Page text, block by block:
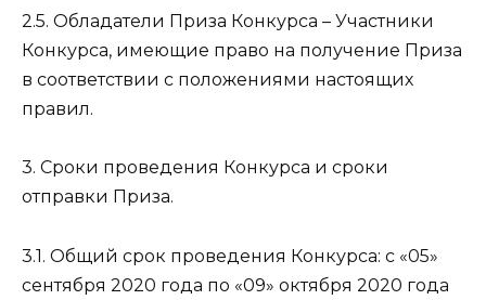
2.5. Обладатели Приза Конкурса – Участники
Конкурса, имеющие право на получение Приза
в соответствии с положениями настоящих
правил.
3. Сроки проведения Конкурса и сроки
отправки Приза.
3.1. Общий срок проведения Конкурса: с «05»
сентября 2020 года по «09» октября 2020 года